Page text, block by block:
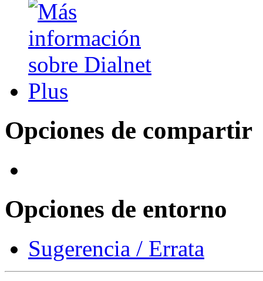
Opciones de compartir
Opciones de entorno
Sugerencia / Errata